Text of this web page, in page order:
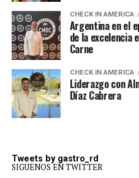
CHECK IN AMERICA
Argentina en el
de la excelencia
Carne
CHECK IN AMERICA
Liderazgo con
Díaz Cabrera
Tweets by gastro_rd
SIGUENOS EN TWITTER